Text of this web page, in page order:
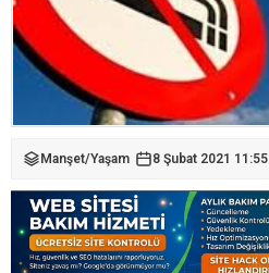
Manşet/Yaşam 8 Şubat 2021 11:55